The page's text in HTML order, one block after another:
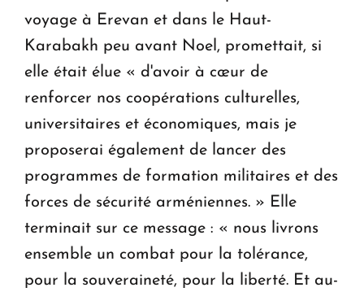
voyage à Erevan et dans le Haut-
Karabakh peu avant Noel, promettait, si
elle était élue « d'avoir à cœur de
renforcer nos coopérations culturelles,
universitaires et économiques, mais je
proposerai également de lancer des
programmes de formation militaires et des
forces de sécurité arméniennes. » Elle
terminait sur ce message : « nous livrons
ensemble un combat pour la tolérance,
pour la souveraineté, pour la liberté. Et au-